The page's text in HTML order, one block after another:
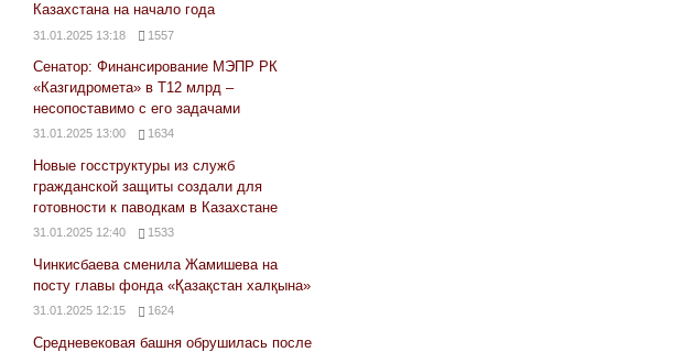
Казахстана на начало года
31.01.2025 13:18 1557
Сенатор: Финансирование МЭПР РК
«Казгидромета» в Т12 млрд –
несопоставимо с его задачами
31.01.2025 13:00 1634
Новые госструктуры из служб
гражданской защиты создали для
готовности к паводкам в Казахстане
31.01.2025 12:40 1533
Чинкисбаева сменила Жамишева на
посту главы фонда «Қазақстан халқына»
31.01.2025 12:15 1624
Средневековая башня обрушилась после